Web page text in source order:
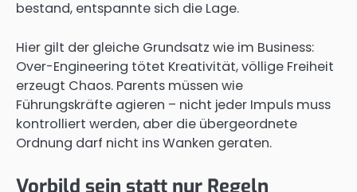
bestand, entspannte sich die Lage.
Hier gilt der gleiche Grundsatz wie im Business:
Over-Engineering tötet Kreativität, völlige Freiheit
erzeugt Chaos. Parents müssen wie
Führungskräfte agieren – nicht jeder Impuls muss
kontrolliert werden, aber die übergeordnete
Ordnung darf nicht ins Wanken geraten.
Vorbild sein statt nur Regeln